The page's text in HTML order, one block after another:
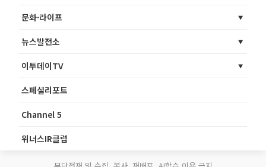
문화·라이프
뉴스발전소
이투데이TV
스페셜리포트
Channel 5
위너스IR클럽